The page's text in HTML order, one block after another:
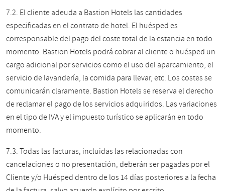
7.2. El cliente adeuda a Bastion Hotels las cantidades
especificadas en el contrato de hotel. El huésped es
corresponsable del pago del coste total de la estancia en todo
momento. Bastion Hotels podrá cobrar al cliente o huésped un
cargo adicional por servicios como el uso del aparcamiento, el
servicio de lavandería, la comida para llevar, etc. Los costes se
comunicarán claramente. Bastion Hotels se reserva el derecho
de reclamar el pago de los servicios adquiridos. Las variaciones
en el tipo de IVA y el impuesto turístico se aplicarán en todo
momento.
7.3. Todas las facturas, incluidas las relacionadas con
cancelaciones o no presentación, deberán ser pagadas por el
Cliente y/o Huésped dentro de los 14 días posteriores a la fecha